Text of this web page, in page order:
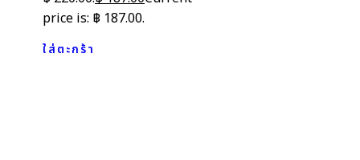
price is: ฿ 187.00.
ใส่ตะกร้า